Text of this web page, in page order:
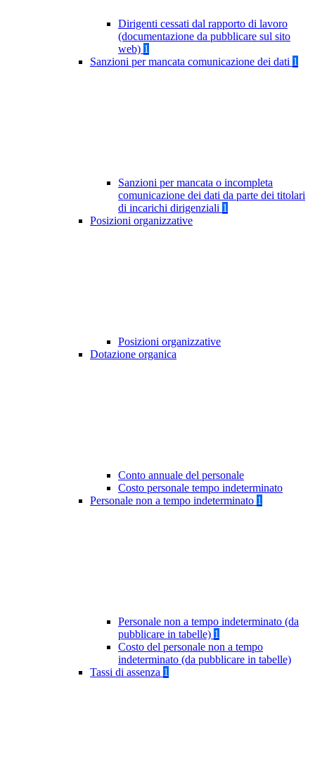
Dirigenti cessati dal rapporto di lavoro
(documentazione da pubblicare sul sito
web) 1
Sanzioni per mancata comunicazione dei dati 1
Sanzioni per mancata o incompleta
comunicazione dei dati da parte dei titolari
di incarichi dirigenziali 1
Posizioni organizzative
Posizioni organizzative
Dotazione organica
Conto annuale del personale
Costo personale tempo indeterminato
Personale non a tempo indeterminato 1
Personale non a tempo indeterminato (da
pubblicare in tabelle) 1
Costo del personale non a tempo
indeterminato (da pubblicare in tabelle)
Tassi di assenza 1